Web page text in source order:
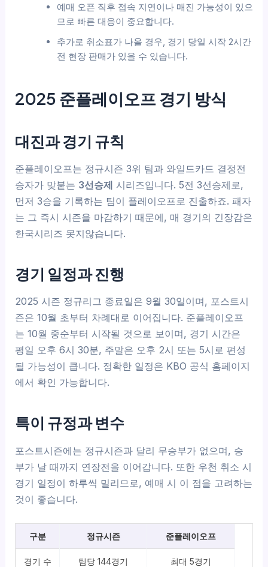
예매 오픈 직후 접속 지연이나 매진 가능성이 있으
므로 빠른 대응이 중요합니다.
추가로 취소표가 나올 경우, 경기 당일 시작 2시간
전 현장 판매가 있을 수 있습니다.
2025 준플레이오프 경기 방식
대진과 경기 규칙
준플레이오프는 정규시즌 3위 팀과 와일드카드 결정전
승자가 맞붙는 3선승제 시리즈입니다. 5전 3선승제로,
먼저 3승을 기록하는 팀이 플레이오프로 진출하죠. 패자
는 그 즉시 시즌을 마감하기 때문에, 매 경기의 긴장감은
한국시리즈 못지않습니다.
경기 일정과 진행
2025 시즌 정규리그 종료일은 9월 30일이며, 포스트시
즌은 10월 초부터 차례대로 이어집니다. 준플레이오프
는 10월 중순부터 시작될 것으로 보이며, 경기 시간은
평일 오후 6시 30분, 주말은 오후 2시 또는 5시로 편성
될 가능성이 큽니다. 정확한 일정은 KBO 공식 홈페이지
에서 확인 가능합니다.
특이 규정과 변수
포스트시즌에는 정규시즌과 달리 무승부가 없으며, 승
부가 날 때까지 연장전을 이어갑니다. 또한 우천 취소 시
경기 일정이 하루씩 밀리므로, 예매 시 이 점을 고려하는
것이 좋습니다.
구분 정규시즌 준플레이오프
경기 수 팀당 144경기 최대 5경기